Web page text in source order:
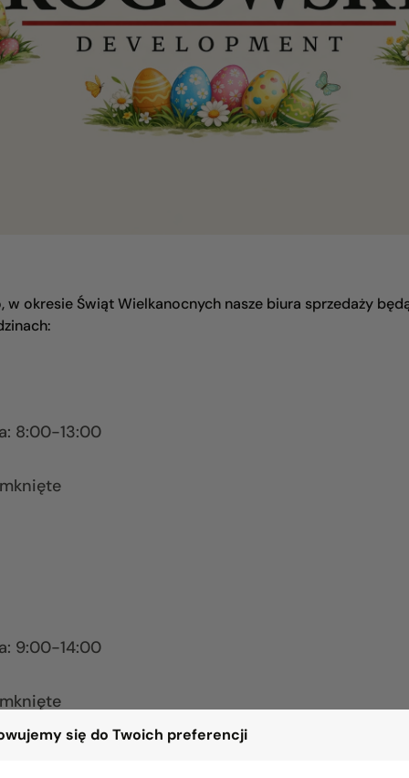
się do Twoich preferencji
w okresie Świąt Wielkanocnych nasze biura sprzedaży
8:00-13:00
9:00-14:00